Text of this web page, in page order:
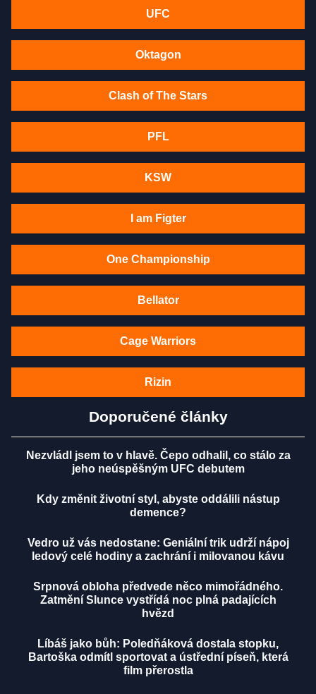
UFC
Oktagon
Clash of The Stars
PFL
KSW
I am Figter
One Championship
Bellator
Cage Warriors
Rizin
Doporučené články
Nezvládl jsem to v hlavě. Čepo odhalil, co stálo za
jeho neúspěšným UFC debutem
Kdy změnit životní styl, abyste oddálili nástup
demence?
Vedro už vás nedostane: Geniální trik udrží nápoj
ledový celé hodiny a zachrání i milovanou kávu
Srpnová obloha předvede něco mimořádného.
Zatmění Slunce vystřídá noc plná padajících
hvězd
Líbáš jako bůh: Poledňáková dostala stopku,
Bartoška odmítl sportovat a ústřední píseň, která
film přerostla